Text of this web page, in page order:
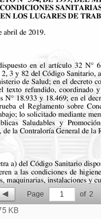
Page 1 of 2
KB